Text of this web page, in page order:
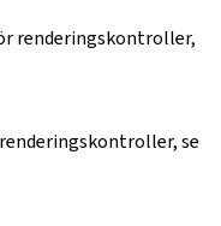
renderingskontroller,
se